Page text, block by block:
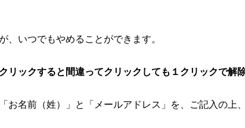
、いつでもやめることができます。
リックすると間違ってクリックしても１クリックで解
お名前（姓）」と「メールアドレス」を、ご記入の上